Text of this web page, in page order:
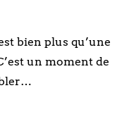
bien plus qu’une
un moment de